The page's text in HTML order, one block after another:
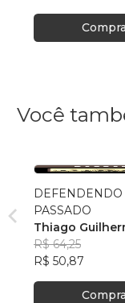
Você
DEFENDENDO
PASSADO
Thiago
Souza
R$ 64,25
R$ 50,87